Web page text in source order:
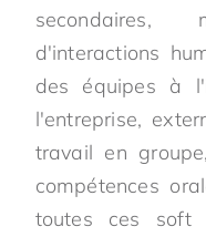
d'interactions
des équipes à
l'entreprise,
travail en
compétences
toutes ces soft